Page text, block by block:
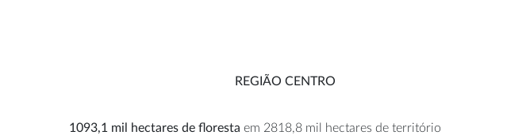
REGIÃO CENTRO
1093,1 mil hectares de floresta em 2818,8 mil hectares de território